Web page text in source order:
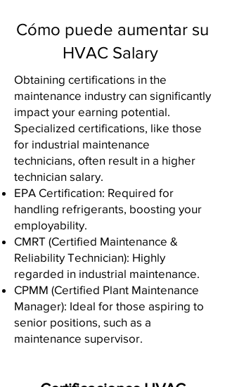
Cómo puede aumentar su
HVAC Salary
Obtaining certifications in the
maintenance industry can significantly
impact your earning potential.
Specialized certifications, like those
for industrial maintenance
technicians, often result in a higher
technician salary.
EPA Certification: Required for
handling refrigerants, boosting your
employability.
CMRT (Certified Maintenance &
Reliability Technician): Highly
regarded in industrial maintenance.
CPMM (Certified Plant Maintenance
Manager): Ideal for those aspiring to
senior positions, such as a
maintenance supervisor.